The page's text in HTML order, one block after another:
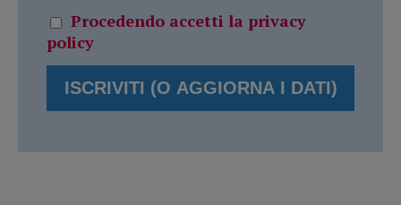
Procedendo accetti la privacy
policy